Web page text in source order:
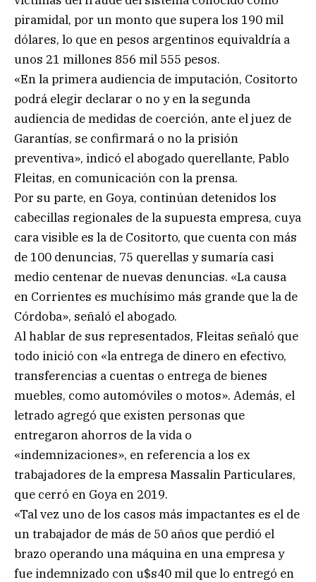
piramidal, por un monto que supera los 190 mil
dólares, lo que en pesos argentinos equivaldría a
unos 21 millones 856 mil 555 pesos.
«En la primera audiencia de imputación, Cositorto
podrá elegir declarar o no y en la segunda
audiencia de medidas de coerción, ante el juez de
Garantías, se confirmará o no la prisión
preventiva», indicó el abogado querellante, Pablo
Fleitas, en comunicación con la prensa.
Por su parte, en Goya, continúan detenidos los
cabecillas regionales de la supuesta empresa, cuya
cara visible es la de Cositorto, que cuenta con más
de 100 denuncias, 75 querellas y sumaría casi
medio centenar de nuevas denuncias. «La causa
en Corrientes es muchísimo más grande que la de
Córdoba», señaló el abogado.
Al hablar de sus representados, Fleitas señaló que
todo inició con «la entrega de dinero en efectivo,
transferencias a cuentas o entrega de bienes
muebles, como automóviles o motos». Además, el
letrado agregó que existen personas que
entregaron ahorros de la vida o
«indemnizaciones», en referencia a los ex
trabajadores de la empresa Massalin Particulares,
que cerró en Goya en 2019.
«Tal vez uno de los casos más impactantes es el de
un trabajador de más de 50 años que perdió el
brazo operando una máquina en una empresa y
fue indemnizado con u$s40 mil que lo entregó en